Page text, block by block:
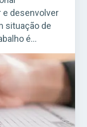
e desenvolver
situação de
é
e governos,
Referência de
projetos
de
o […]